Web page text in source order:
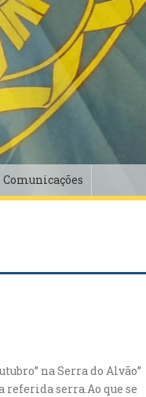
Comunicações
na Serra do Alvão”
referida serra.Ao que se